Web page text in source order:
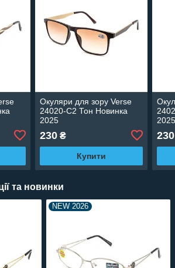
Окуляри для зору Verse
24020-C2 Тон Новинка
2025
230₴
Купити
230
та новинки
NEW 2026